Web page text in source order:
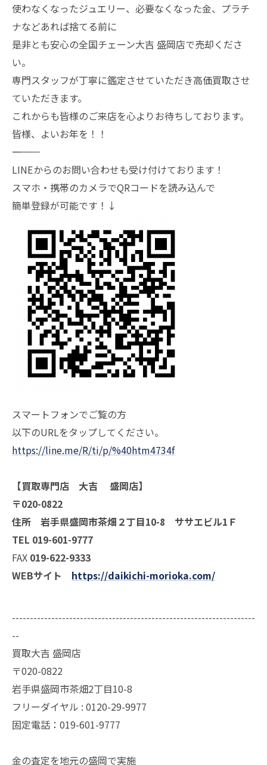
使わなくなったジュエリー、必要なくなった金、プラチ
ナなどあれば捨てる前に
是非とも安心の全国チェーン大吉 盛岡店で売却くださ
い。
専門スタッフが丁寧に鑑定させていただき高価買取させ
ていただきます。
これからも皆様のご来店を心よりお待ちしております。
皆様、よいお年を！！
―――――――
LINEからのお問い合わせも受け付けております！
スマホ・携帯のカメラでQRコードを読み込んで
簡単登録が可能です！↓
スマートフォンでご覧の方
以下のURLをタップしてください。
https://line.me/R/ti/p/%40htm4734f
【買取専門店 大吉 盛岡店】
〒020-0822
住所 岩手県盛岡市茶畑２丁目10-8 ササエビル1Ｆ
TEL 019-601-9777
FAX 019-622-9333
WEBサイト https://daikichi-morioka.com/
--------------------------------------------------------------------
--
買取大吉 盛岡店
〒020-0822
岩手県盛岡市茶畑2丁目10-8
フリーダイヤル : 0120-29-9977
固定電話：019-601-9777
金の査定を地元の盛岡で実施